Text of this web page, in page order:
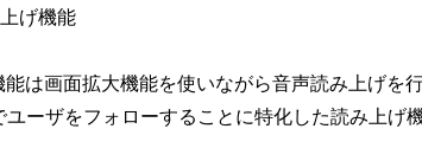
げ機能
は画面拡大機能を使いながら音声読み上げを
ーザをフォローすることに特化した読み上げ